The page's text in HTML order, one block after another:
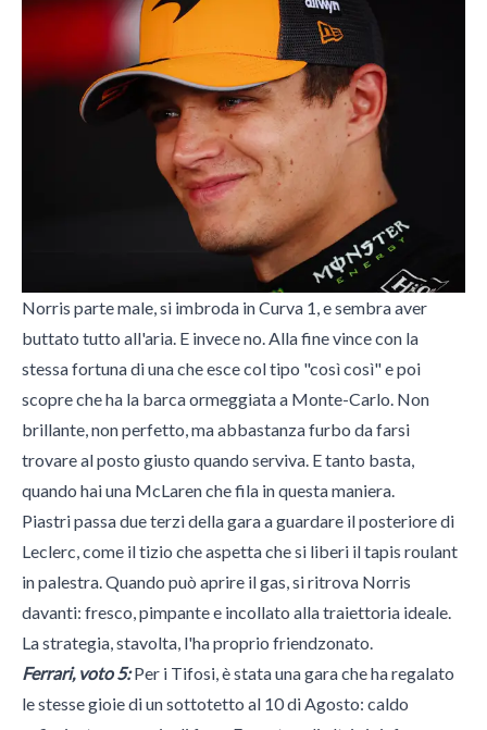
Norris parte male, si imbroda in Curva 1, e sembra aver
buttato tutto all'aria. E invece no. Alla fine vince con la
stessa fortuna di una che esce col tipo "così così" e poi
scopre che ha la barca ormeggiata a Monte-Carlo. Non
brillante, non perfetto, ma abbastanza furbo da farsi
trovare al posto giusto quando serviva. E tanto basta,
quando hai una McLaren che fila in questa maniera.
Piastri passa due terzi della gara a guardare il posteriore di
Leclerc, come il tizio che aspetta che si liberi il tapis roulant
in palestra. Quando può aprire il gas, si ritrova Norris
davanti: fresco, pimpante e incollato alla traiettoria ideale.
La strategia, stavolta, l'ha proprio friendzonato.
Ferrari, voto 5:Per i Tifosi, è stata una gara che ha regalato
le stesse gioie di un sottotetto al 10 di Agosto: caldo